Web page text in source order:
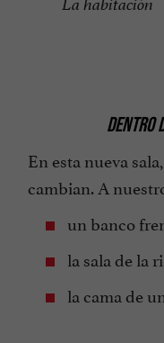
DENTRO
En esta nueva
cambian. A
un banco
la sala de la
la cama de